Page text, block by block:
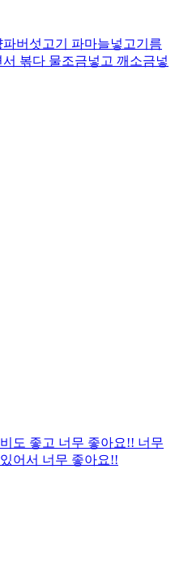
버섯고기 파마늘넣고기름
볶다 물조금넣고 깨소금넣
도 좋고 너무 좋아요!! 너무
어서 너무 좋아요!!